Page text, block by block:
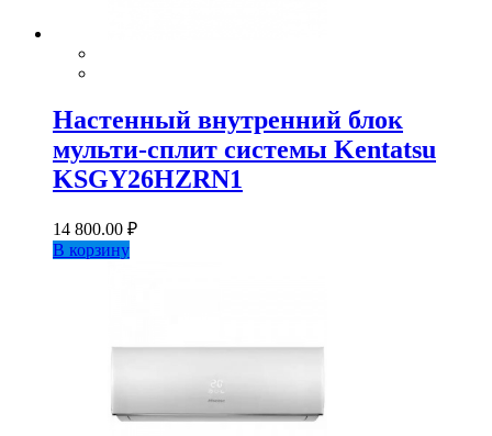
Настенный внутренний блок
мульти-сплит системы Kentatsu
KSGY26HZRN1
14 800.00 ₽
В корзину